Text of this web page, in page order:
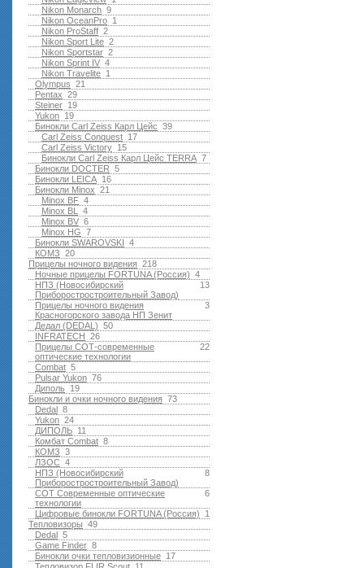
9
Nikon Monarch
1
Nikon OceanPro
2
Nikon ProStaff
2
Nikon Sport Lite
2
Nikon Sportstar
4
Nikon Sprint IV
1
Nikon Travelite
21
Olympus
29
Pentax
19
Steiner
19
Yukon
39
Бинокли Carl Zeiss Карл Цейс
17
Carl Zeiss Conquest
15
Carl Zeiss Victory
7
Бинокли Carl Zeiss Карл Цейс TERRA
5
Бинокли DOCTER
16
Бинокли LEICA
21
Бинокли Minox
4
Minox BF
4
Minox BL
6
Minox BV
7
Minox HG
4
Бинокли SWAROVSKI
20
КОМЗ
218
Прицелы ночного видения
4
Ночные прицелы FORTUNA (Россия)
13
НПЗ (Новосибирский
Приборостростроительный Завод)
3
Прицелы ночного видения
Красногорского завода НП Зенит
50
Дедал (DEDAL)
26
INFRATECH
22
Прицелы СОТ-современные
оптические технологии
5
Combat
76
Pulsar Yukon
19
Диполь
73
Бинокли и очки ночного видения
8
Dedal
24
Yukon
11
ДИПОЛЬ
8
Комбат Combat
3
КОМЗ
4
ЛЗОС
8
НПЗ (Новосибирский
Приборостростроительный Завод)
6
СОТ Современные оптические
технологии
1
Цифровые бинокли FORTUNA (Россия)
49
Тепловизоры
5
Dedal
8
Game Finder
17
Бинокли очки тепловизионные